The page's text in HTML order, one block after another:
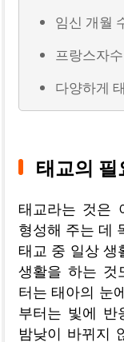
임신 개월
프랑스자
다양하게
태교의 필
태교라는 것은
형성해 주는 데
태교 중 일상 생
생활을 하는 것
터는 태아의 눈
부터는 빛에 반
밤낮이 바뀌지